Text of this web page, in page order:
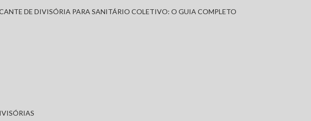
DE DIVISÓRIA PARA SANITÁRIO COLETIVO: O GUIA COMPLETO